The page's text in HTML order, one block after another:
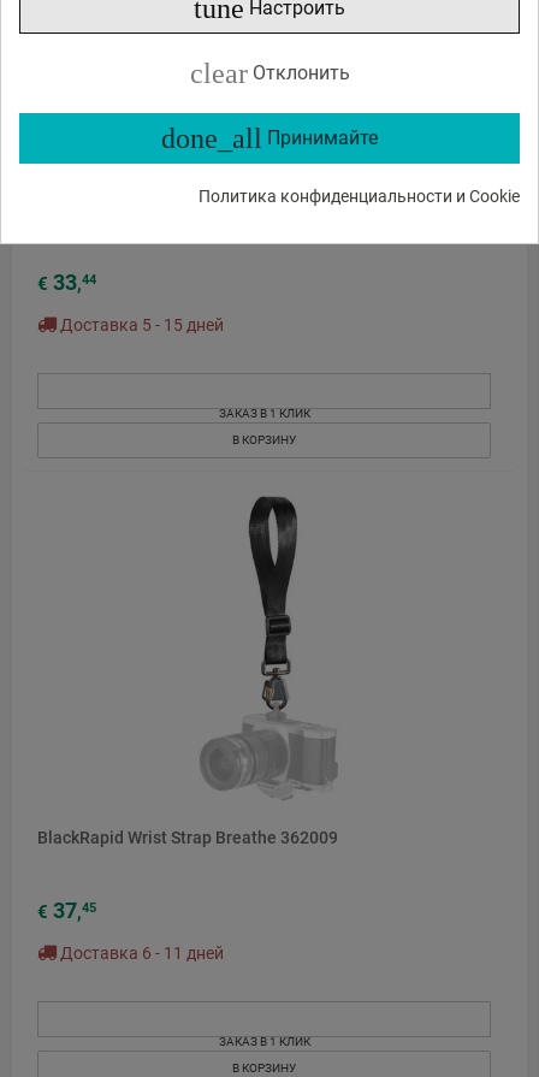
tune Настроить
clear Отклонить
done_all Принимайте
Политика конфиденциальности и Cookie
BlackRapid Brad Breathe II Volledig Vergrendelende
€ 33,44
Доставка 5 - 15 дней
ЗАКАЗ В 1 КЛИК
В КОРЗИНУ
BlackRapid Wrist Strap Breathe 362009
€ 37,45
Доставка 6 - 11 дней
ЗАКАЗ В 1 КЛИК
В КОРЗИНУ